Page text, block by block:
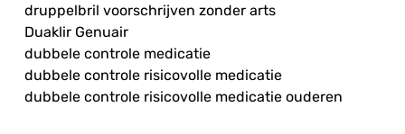
druppelbril voorschrijven zonder arts
Duaklir Genuair
dubbele controle medicatie
dubbele controle risicovolle medicatie
dubbele controle risicovolle medicatie ouderen